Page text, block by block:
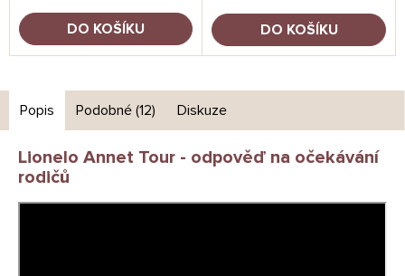
DO KOŠÍKU DO KOŠÍKU
Popis Podobné (12) Diskuze
Lionelo Annet Tour - odpověď na očekávání
rodičů